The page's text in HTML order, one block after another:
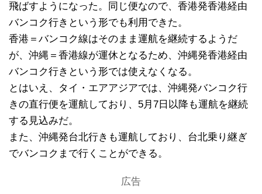
飛ばすようになった。同じ便なので、香港発香港経由
バンコク行きという形でも利用できた。
香港＝バンコク線はそのまま運航を継続するようだ
が、沖縄＝香港線が運休となるため、沖縄発香港経由
バンコク行きという形では使えなくなる。
とはいえ、タイ・エアアジアでは、沖縄発バンコク行
きの直行便を運航しており、5月7日以降も運航を継続
する見込みだ。
また、沖縄発台北行きも運航しており、台北乗り継ぎ
でバンコクまで行くことができる。
広告